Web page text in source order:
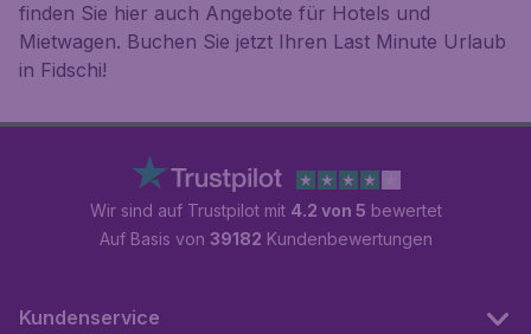
finden Sie hier auch Angebote für Hotels und
Mietwagen. Buchen Sie jetzt Ihren Last Minute Urlaub
in Fidschi!
Wir sind auf Trustpilot mit 4.2 von 5 bewertet
Auf Basis von 39182 Kundenbewertungen
Kundenservice